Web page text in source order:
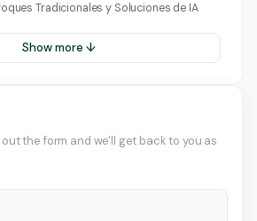
Tradicionales y Soluciones de IA
Show more ↓
the form and we'll get back to you as